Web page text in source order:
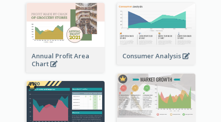
Annual Profit Area
Chart
Consumer Analysis